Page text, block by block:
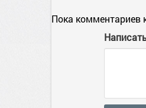
Пока комментариев